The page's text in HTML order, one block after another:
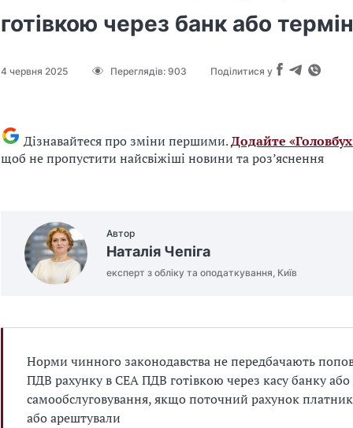
готівкою через банк або
4 червня 2025 Переглядів: 903 Поділитися у
Дізнавайтеся про зміни першими.Додайте
щоб не пропустити найсвіжіші новини та роз’яснення
Автор
Наталія Чепіга
експерт з обліку та оподаткування, Київ
Норми чинного законодавства не передбачають
ПДВ рахунку в СЕА ПДВ готівкою через касу банку або
самообслуговування, якщо поточний рахунок
або арештували